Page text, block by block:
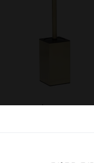
מברשת ד ks זהב